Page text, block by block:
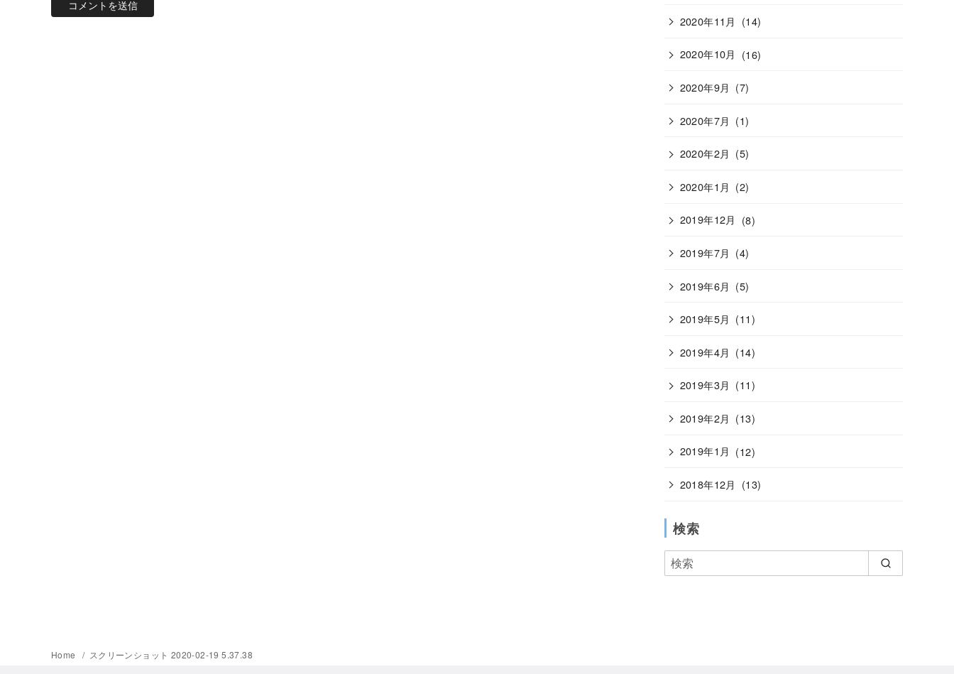
2020年11月 (14)
2020年10月 (16)
2020年9月 (7)
2020年7月 (1)
2020年2月 (5)
2020年1月 (2)
2019年12月 (8)
2019年7月 (4)
2019年6月 (5)
2019年5月 (11)
2019年4月 (14)
2019年3月 (11)
2019年2月 (13)
2019年1月 (12)
2018年12月 (13)
検索
Home スクリーンショット 2020-02-19 5.37.38